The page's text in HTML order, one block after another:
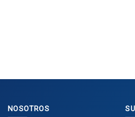
NOSOTROS